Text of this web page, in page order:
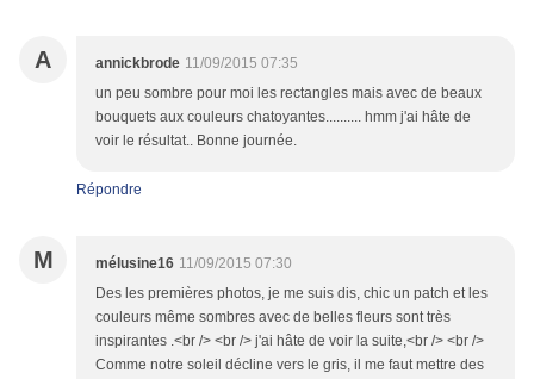
A annickbrode 11/09/2015 07:35
un peu sombre pour moi les rectangles mais avec de beaux
bouquets aux couleurs chatoyantes.......... hmm j'ai hâte de
voir le résultat.. Bonne journée.
Répondre
M mélusine16 11/09/2015 07:30
Des les premières photos, je me suis dis, chic un patch et les
couleurs même sombres avec de belles fleurs sont très
inspirantes .<br /> <br /> j'ai hâte de voir la suite,<br /> <br />
Comme notre soleil décline vers le gris, il me faut mettre des